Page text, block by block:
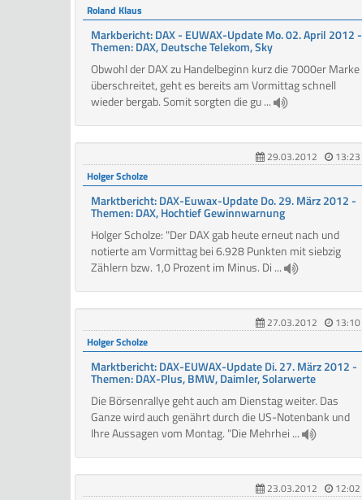
Roland Klaus
Markbericht: DAX - EUWAX-Update Mo. 02. April 2012 -
Themen: DAX, Deutsche Telekom, Sky
Obwohl der DAX zu Handelbeginn kurz die 7000er Marke
überschreitet, geht es bereits am Vormittag schnell
wieder bergab. Somit sorgten die gu ...
29.03.2012
13:23
Holger Scholze
Marktbericht: DAX-Euwax-Update Do. 29. März 2012 -
Themen: DAX, Hochtief Gewinnwarnung
Holger Scholze: "Der DAX gab heute erneut nach und
notierte am Vormittag bei 6.928 Punkten mit siebzig
Zählern bzw. 1,0 Prozent im Minus. Di ...
27.03.2012
13:10
Holger Scholze
Marktbericht: DAX-EUWAX-Update Di. 27. März 2012 -
Themen: DAX-Plus, BMW, Daimler, Solarwerte
Die Börsenrallye geht auch am Dienstag weiter. Das
Ganze wird auch genährt durch die US-Notenbank und
Ihre Aussagen vom Montag. "Die Mehrhei ...
23.03.2012
12:02